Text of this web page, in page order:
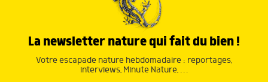
La newsletter nature qui fait du bien !
Votre escapade nature hebdomadaire : reportages,
interviews, Minute Nature, …